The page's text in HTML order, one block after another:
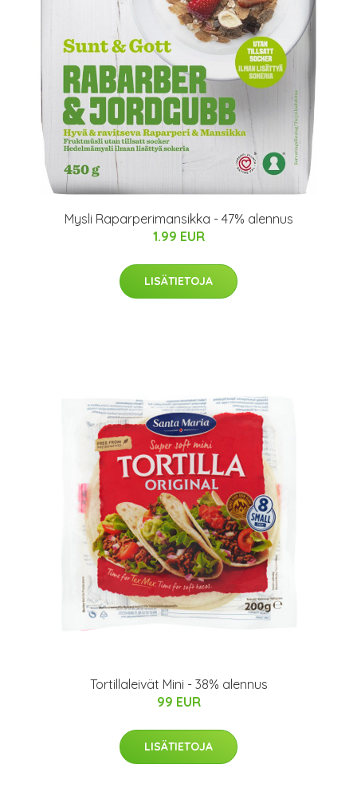
Mysli Raparperimansikka - 47% alennus
1.99 EUR
LISÄTIETOJA
Tortillaleivät Mini - 38% alennus
99 EUR
LISÄTIETOJA